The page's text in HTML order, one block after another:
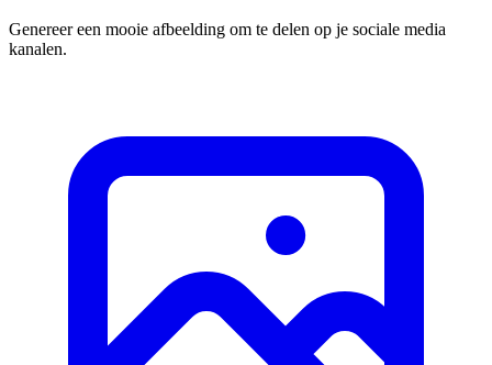
Genereer een mooie afbeelding om te delen op je sociale media
kanalen.